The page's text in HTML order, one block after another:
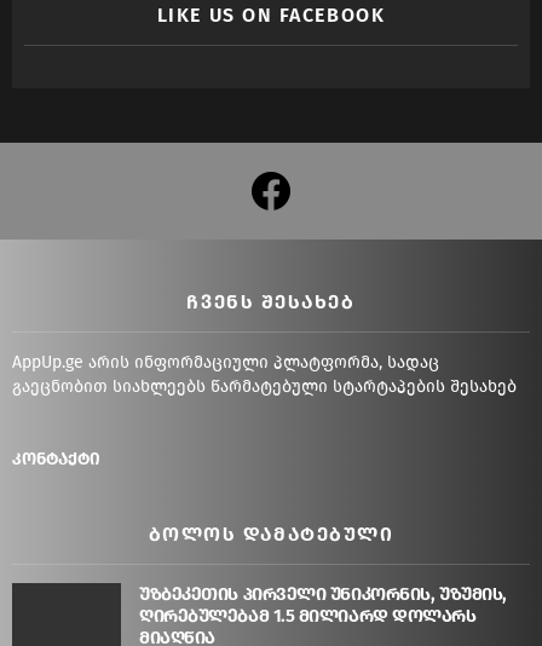
LIKE US ON FACEBOOK
facebook
ᲩᲕᲔᲜᲡ ᲨᲔᲡᲐᲮᲔᲑ
AppUp.ge არის ინფორმაციული პლატფორმა, სადაც
გაეცნობით სიახლეებს წარმატებული სტარტაპების შესახებ
კონტაქტი
ᲑᲝᲚᲝᲡ ᲓᲐᲛᲐᲢᲔᲑᲣᲚᲘ
უზბეკეთის პირველი უნიკორნის, უზუმის,
ღირებულებამ 1.5 მილიარდ დოლარს
მიაღწია